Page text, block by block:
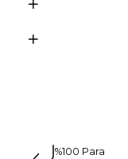
%100 Para